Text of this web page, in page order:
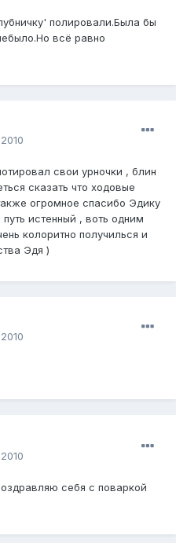
полировали.Была бы
всё равно
свои урночки , блин
сказать что ходовые
огромное спасибо Эдику
истенный , воть одним
колоритно получилься и
Эдя )
себя с поваркой